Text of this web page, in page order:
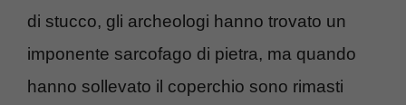
di stucco, gli archeologi hanno trovato un
imponente sarcofago di pietra, ma quando
hanno sollevato il coperchio sono rimasti